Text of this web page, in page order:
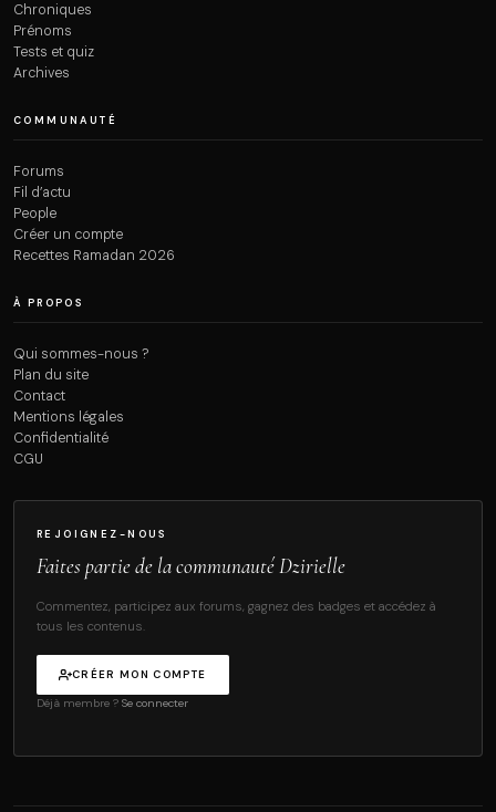
Chroniques
Prénoms
Tests et quiz
Archives
COMMUNAUTÉ
Forums
Fil d’actu
People
Créer un compte
Recettes Ramadan 2026
À PROPOS
Qui sommes-nous ?
Plan du site
Contact
Mentions légales
Confidentialité
CGU
REJOIGNEZ-NOUS
Faites partie de la communauté Dzirielle
Commentez, participez aux forums, gagnez des badges et accédez à
tous les contenus.
CRÉER MON COMPTE
Déjà membre ? Se connecter